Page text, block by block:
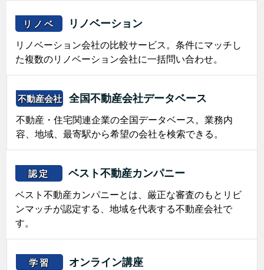
リノベ リノベーション
リノベーション会社の比較サービス。条件にマッチし
た複数のリノベーション会社に一括問い合わせ。
不動産会社 全国不動産会社データベース
不動産・住宅関連企業の全国データベース。業務内
容、地域、最寄駅から希望の会社を検索できる。
認定 ベスト不動産カンパニー
ベスト不動産カンパニーとは、厳正な審査のもとリビ
ンマッチが認定する、地域を代表する不動産会社で
す。
学習 オンライン講座